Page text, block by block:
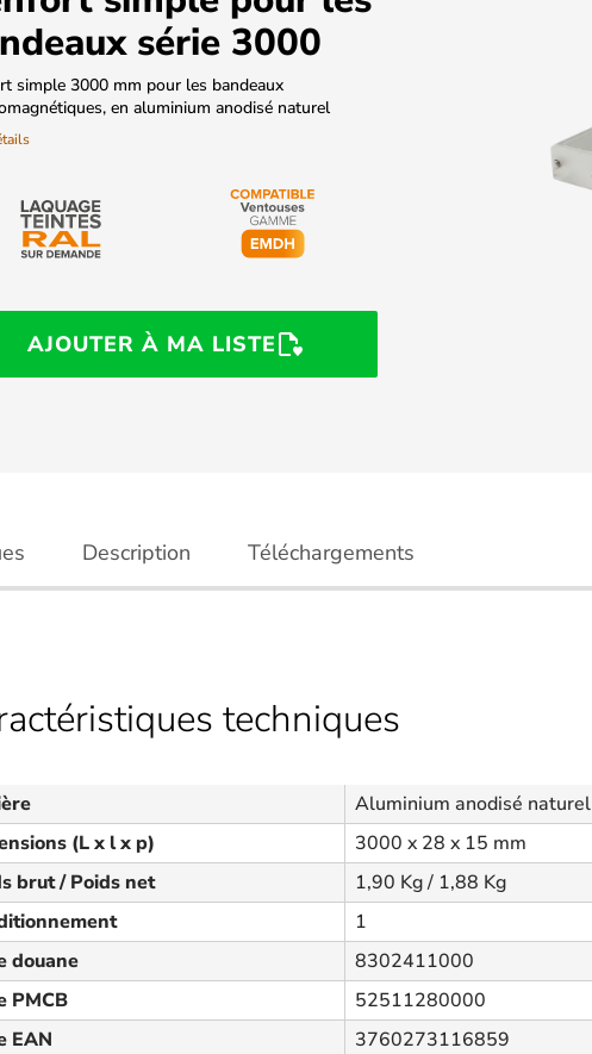
série 3000
simple 3000 mm pour les bandeaux
en aluminium anodisé naturel
AJOUTER À MA LISTE
Description Téléchargements
techniques
Aluminium anodisé naturel
(L x l x p)
3000 x 28 x 15 mm
brut / Poids net
1,90 Kg / 1,88 Kg
1
douane
8302411000
PMCB
52511280000
EAN
3760273116859